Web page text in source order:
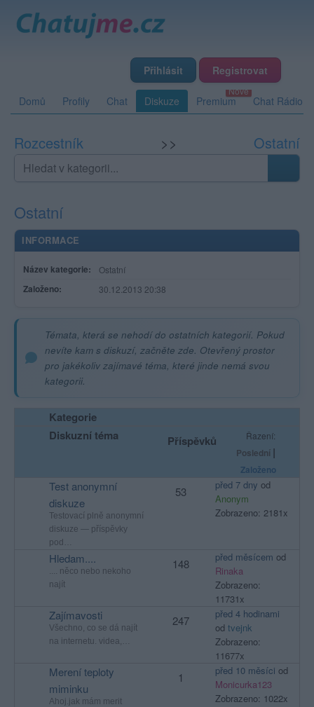
Přihlásit Registrovat
Domů Profily Chat Diskuze Premium Chat Rádio
Rozcestník >> Ostatní
Ostatní
INFORMACE
Název kategorie: Ostatní
Založeno: 30.12.2013 20:38
Témata, která se nehodí do ostatních kategorií. Pokud
nevíte kam s diskuzí, začněte zde. Otevřený prostor
pro jakékoliv zajímavé téma, které jinde nemá svou
kategorii.
Kategorie
Diskuzní téma
Příspěvků Řazení:
Poslední |
Založeno
Test anonymní
diskuze
Testovací plně anonymní
diskuze — příspěvky
pod…
53 před 7 dny od
Anonym
Zobrazeno: 2181x
Hledam....
.... něco nebo nekoho
najít
148 před měsícem od
Rinaka
Zobrazeno:
11731x
Zajímavosti
Všechno, co se dá najít
na internetu. videa,…
247
před 4 hodinami
od tvejnk
Zobrazeno:
11677x
Merení teploty
miminku
Ahoj.jak mám merit
1 před 10 měsíci od
Monicurka123
Zobrazeno: 1022x